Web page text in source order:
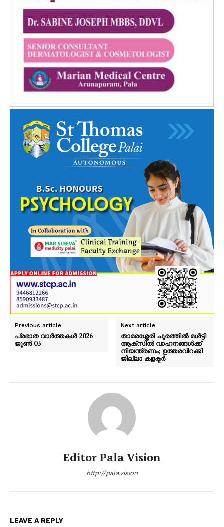
Previous article
പ്രഭാത വാർത്തകൾ 2026
ജൂൺ 03
Next article
താമരശ്ശേരി ചുരത്തിൽ മൾട്ടി
ആക്‌സിൽ വാഹനങ്ങൾക്ക്
നിയന്ത്രണം; ഉത്തരവിറക്കി
ജില്ലാ കളക്ടർ
Editor Pala Vision
http://pala.vision
LEAVE A REPLY